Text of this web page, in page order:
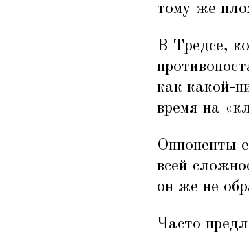
тому же
В Тредсе,
как какой-
время на «
Оппоненты
всей
он же не
Часто